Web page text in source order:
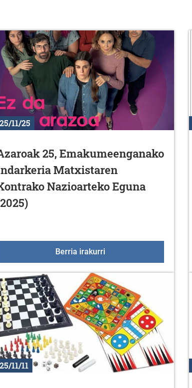
11/25
25, Emakumeenganako
Matxistaren
Nazioarteko Eguna
Berria irakurriAzaroak 25,
11/11